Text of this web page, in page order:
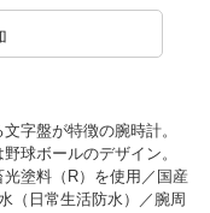
字盤が特徴の腕時計。
球ボールのデザイン。
塗料（R）を使用／国産
（日常生活防水）／腕周